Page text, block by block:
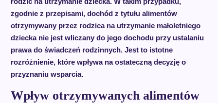
zgodnie z przepisami, dochód z tytułu alimentów
otrzymywany przez rodzica na utrzymanie małoletniego
dziecka nie jest wliczany do jego dochodu przy ustalaniu
prawa do świadczeń rodzinnych. Jest to istotne
rozróżnienie, które wpływa na ostateczną decyzję o
przyznaniu wsparcia.
Wpływ otrzymywanych alimentów